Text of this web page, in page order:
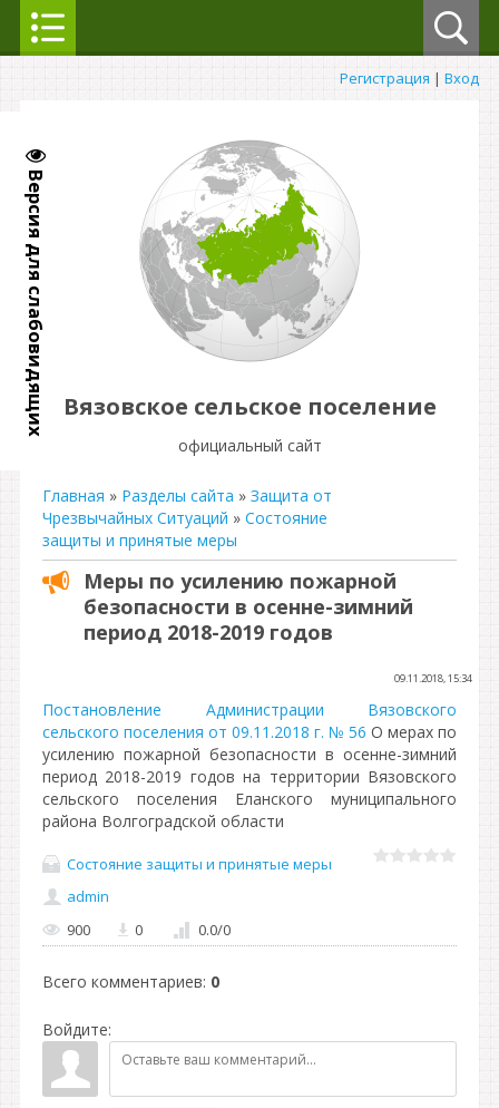
Версия для слабовидящих
Регистрация | Вход
Вязовское сельское поселение
официальный сайт
Главная » Разделы сайта » Защита от
Чрезвычайных Ситуаций » Состояние
защиты и принятые меры
Меры по усилению пожарной
безопасности в осенне-зимний
период 2018-2019 годов
09.11.2018, 15:34
Постановление Администрации Вязовского
сельского поселения от 09.11.2018 г. № 56 О мерах по
усилению пожарной безопасности в осенне-зимний
период 2018-2019 годов на территории Вязовского
сельского поселения Еланского муниципального
района Волгоградской области
Состояние защиты и принятые меры
admin
900
0 0.0/0
Всего комментариев: 0
Войдите: